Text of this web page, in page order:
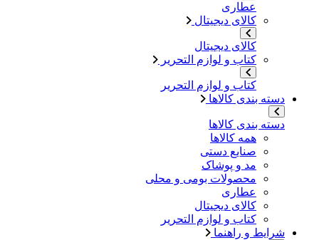
عطاری
کالای دیجیتال
کالای دیجیتال
کتاب و لوازم التحریر
کتاب و لوازم التحریر
دسته بندی کالاها
دسته بندی کالاها
همه کالاها
صنایع دستی
مد و پوشاک
محصولات بومی و محلی
عطاری
کالای دیجیتال
کتاب و لوازم التحریر
شرایط و راهنما